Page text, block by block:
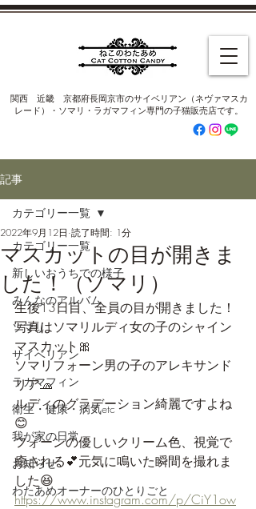
​関西 近畿 京都府長岡京市のサイベリアン（ネヴァマスカ
レード）・ソマリ・ラガマフィン専門の子猫販売店です。
記事
カテゴリー一覧
新しいおうちでの様子
みんなのアルバム
ソマリ
サイベリアン
ラガマフィン
衛生・健康・病気etc
我が家の日常
お知らせ
わたあめオーナーのひとりごと
カテゴリー一覧
マスカットの目が開きま
した！（ソマリ）
2022年9月12日 読了時間: 1分
生後13日目、全員の目が開きました！
写真はソマリルディ女の子のシャイン
マスカット🎀
ソマリフォーン男の子のアレキサンド
リア🧢
ルディのグラデーション綺麗ですよね
😊
フォーンの優しいクリーム色、視覚で
癒される💕元気に鳴いた瞬間を撮れま
した😆
https://www.instagram.com/p/CiY1ow